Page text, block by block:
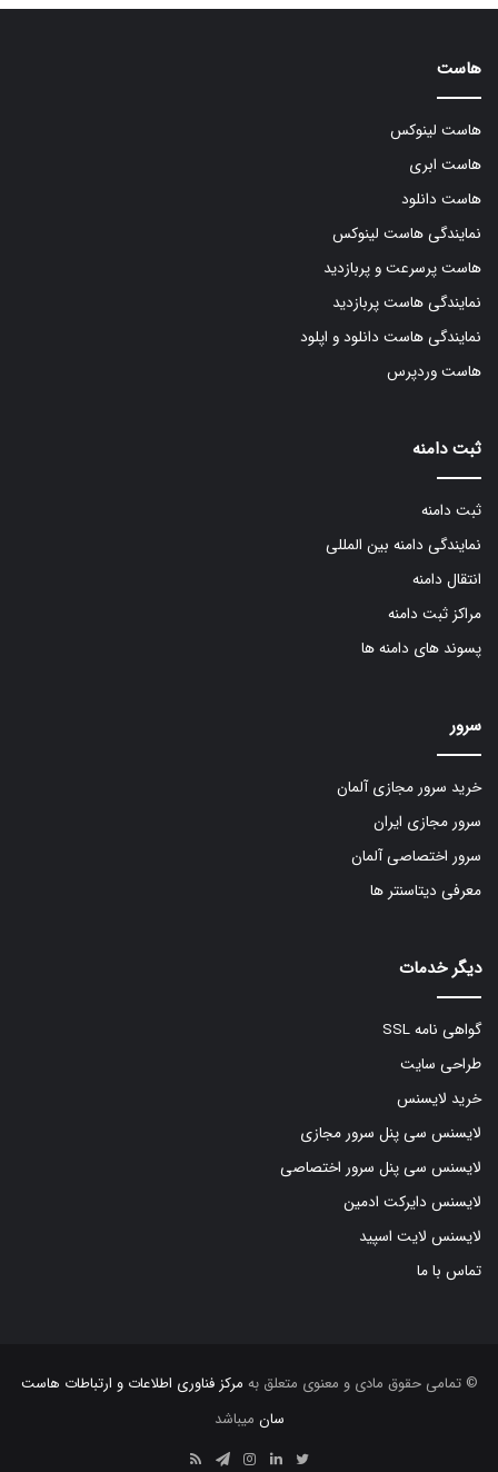
هاست
هاست لینوکس
هاست ابری
هاست دانلود
نمایندگی هاست لینوکس
هاست پرسرعت و پربازدید
نمایندگی هاست پربازدید
نمایندگی هاست دانلود و اپلود
هاست وردپرس
ثبت دامنه
ثبت دامنه
نمایندگی دامنه بین المللی
انتقال دامنه
مراکز ثبت دامنه
پسوند های دامنه ها
سرور
خرید سرور مجازی آلمان
سرور مجازی ایران
سرور اختصاصی آلمان
معرفی دیتاسنتر ها
دیگر خدمات
گواهی نامه SSL
طراحی سایت
خرید لایسنس
لایسنس سی پنل سرور مجازی
لایسنس سی پنل سرور اختصاصی
لایسنس دایرکت ادمین
لایسنس لایت اسپید
تماس با ما
© تمامی حقوق مادی و معنوی متعلق به مرکز فناوری اطلاعات و ارتباطات هاست
سان میباشد